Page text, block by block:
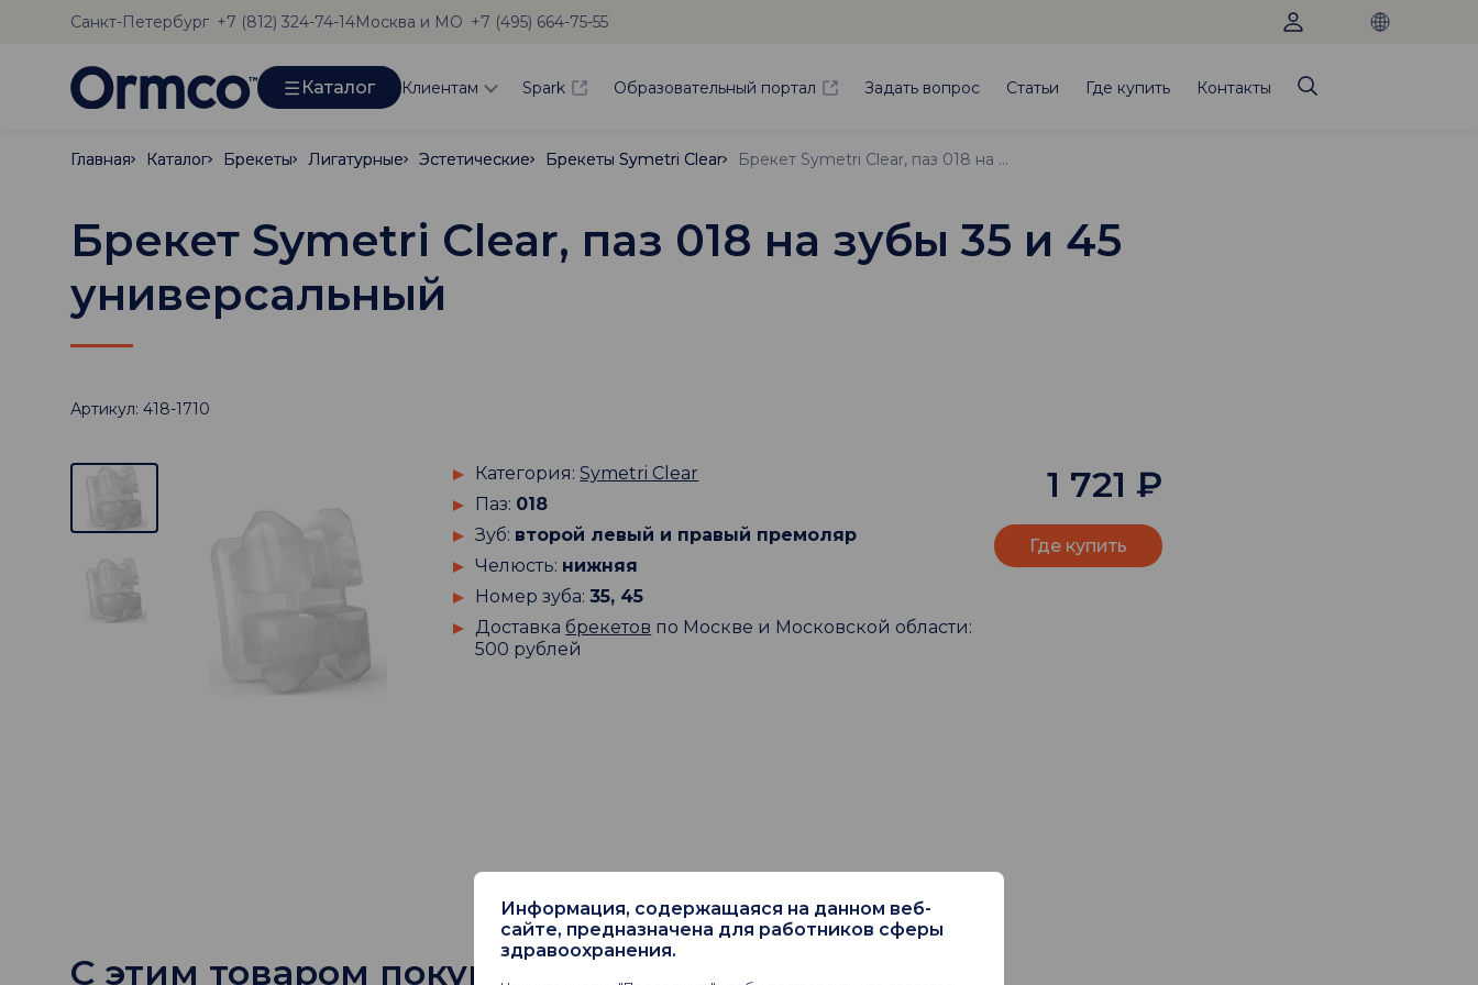
Санкт-Петербург +7 (812) 324-74-14Москва и МО +7 (495) 664-75-55
Каталог Клиентам Spark Образовательный портал Задать вопрос Статьи Где купить Контакты
Главная
Главная Каталог
Каталог Брекеты
Брекеты Лигатурные
Лигатурные Эстетические
Эстетические Брекеты Symetri Clear
Брекеты Symetri Clear Брекет Symetri Clear, паз 018 на зубы 35 и 45 универсальный
Брекет Symetri Clear, паз 018 на зубы 35 и 45
универсальный
Артикул: 418-1710
Категория:Symetri Clear
Паз: 018
Зуб: второй левый и правый премоляр
Челюсть: нижняя
Номер зуба:35, 45
Доставка брекетов по Москве и Московской области:
500 рублей
1 721 ₽
Где купить
С этим товаром покупают
Информация, содержащаяся на данном веб-
сайте, предназначена для работников сферы
здравоохранения.